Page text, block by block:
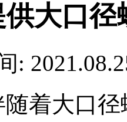
大口
:
着大口